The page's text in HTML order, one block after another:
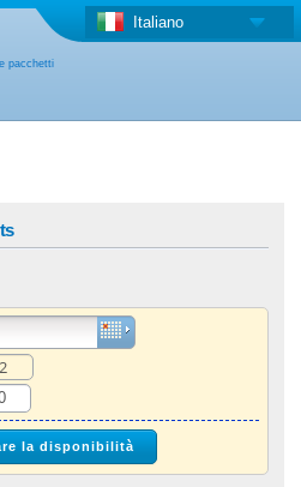
pacchetti
Italiano
Offerta forfettaria